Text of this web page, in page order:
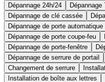
Dépannage 24h/24
Dépannage
Dépannage de clé cassée
Dépannage de porte automatique
Dépannage de porte coupe-feu
Dépannage de porte-fenêtre
Dépannage de serrure de portail
Changement de serrure
Installation de boîte aux lettres